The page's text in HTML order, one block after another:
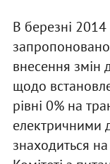
В березні
внесення змін
щодо
рівні 0% на
електричними
знаходиться